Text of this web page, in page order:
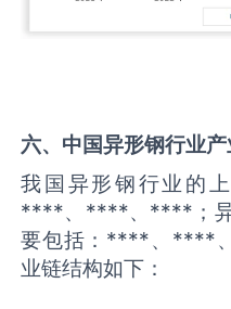
六、中国异形钢行业
我国异形钢行业的
****、****、****；异
要包括：****、****
业链结构如下：